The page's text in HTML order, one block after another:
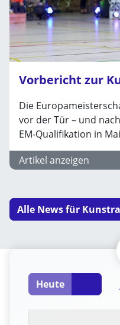
Die
vor der Tür – und
EM‑Qualifikation in
Artikel anzeigen
Alle News für
Heute